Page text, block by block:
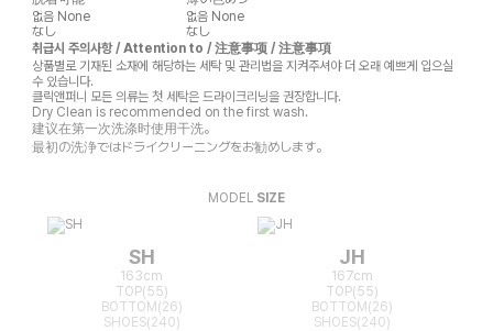
없음 None
なし
없음 None
なし
취급시 주의사항 / Attention to / 注意事项 / 注意事項
상품별로 기재된 소재에 해당하는 세탁 및 관리법을 지켜주셔야 더 오래 예쁘게 입으실
수 있습니다.
클릭앤퍼니 모든 의류는 첫 세탁은 드라이크리닝을 권장합니다.
Dry Clean is recommended on the first wash.
建议在第一次洗涤时使用干洗。
最初の洗浄ではドライクリーニングをお勧めします。
MODEL SIZE
SH
163cm
TOP(55)
BOTTOM(26)
SHOES(240)
JH
167cm
TOP(55)
BOTTOM(26)
SHOES(240)